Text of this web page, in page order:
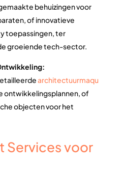
behuizingen voor
of innovatieve
toepassingen, ter
groeiende tech-sector.
architectuurmaqu
ontwikkelingsplannen, of
objecten voor het
Services voor